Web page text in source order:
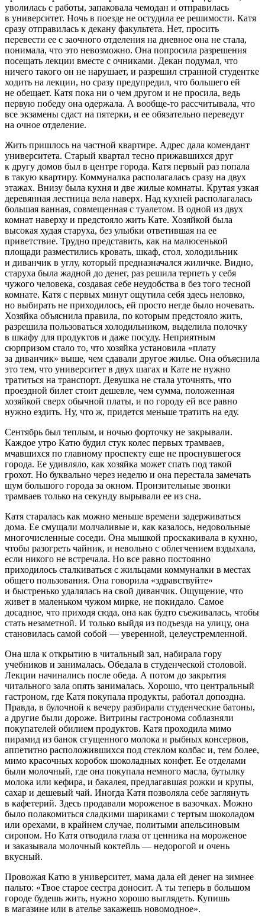
уволилась с работы, запаковала чемодан и отправилась
в университет. Ночь в поезде не остудила ее решимости. Катя
сразу отправилась к декану факультета. Нет, просить
перевести ее с заочного отделения на дневное она не стала,
понимала, что это невозможно. Она попросила разрешения
посещать лекции вместе с очниками. Декан подумал, что
ничего такого он не нарушает, и разрешил странной студентке
ходить на лекции, но сразу предупредил, что большего ей
не обещает. Катя пока ни о чем другом и не просила, ведь
первую победу она одержала. А вообще-то рассчитывала, что
все экзамены сдаст на пятерки, и ее обязательно переведут
на очное отделение.
Жить пришлось на частной квартире. Адрес дала комендант
университета. Старый квартал тесно прижавшихся друг
к другу домов был в центре города. Катя первый раз попала
в такую квартиру. Коммуналка располагалась сразу на двух
этажах. Внизу была кухня и две жилые комнаты. Крутая узкая
деревянная лестница вела наверх. Над кухней располагалась
большая ванная, совмещенная с туалетом. В одной из двух
комнат наверху и предстояло жить Кате. Хозяйкой была
высокая худая старуха, без улыбки ответившая на ее
приветствие. Трудно представить, как на малюсенькой
площади разместились кровать, шкаф, стол, холодильник
и диванчик в углу, который предназначался жиличке. Видно,
старуха была жадной до денег, раз решила терпеть у себя
чужого человека, создавая себе неудобства в без того тесной
комнате. Катя с первых минут ощутила себя здесь неловко,
но выбирать не приходилось, ей просто негде было ночевать.
Хозяйка объяснила правила, по которым предстояло жить,
разрешила пользоваться холодильником, выделила полочку
в шкафу для продуктов и даже посуду. Неприятным
сюрпризом стало то, что хозяйка установила «плату
за диванчик» выше, чем сдавали другое жилье. Она объяснила
это тем, что университет в двух шагах и Кате не нужно
тратиться на транспорт. Девушка не стала уточнять, что
проездной билет стоит дешевле, чем сумма, положенная
хозяйкой сверх обычной платы, и по городу ей все равно
нужно ездить. Ну, что ж, придется меньше тратить на еду.
Сентябрь был теплым, и ночью форточку не закрывали.
Каждое утро Катю будил стук колес первых трамваев,
мчавшихся по главному проспекту еще не проснувшегося
города. Ее удивляло, как хозяйка может спать под такой
грохот. Но буквально через неделю и она перестала замечать
шум большого города за окном. Пронзительные звонки
трамваев только на секунду вырывали ее из сна.
Катя старалась как можно меньше времени задерживаться
дома. Ее смущали молчаливые и, как казалось, недовольные
многочисленные соседи. Она мышкой проскакивала в кухню,
чтобы разогреть чайник, и невольно с облегчением вздыхала,
если никого не встречала. Но все равно постоянно
приходилось сталкиваться с жильцами коммуналки в местах
общего пользования. Она говорила «здравствуйте»
и быстренько удалялась на свой диванчик. Ощущение, что
живет в маленьком чужом мирке, не покидало. Самое
досадное, что приходя сюда, она как будто съеживалась, чтобы
стать незаметной. И только выйдя из подъезда на улицу, она
становилась самой собой — уверенной, целеустремленной.
Она шла к открытию в читальный зал, набирала гору
учебников и занималась. Обедала в студенческой столовой.
Лекции начинались после обеда. А потом до закрытия
читального зала опять занималась. Хорошо, что центральный
гастроном, где Катя покупала продукты, работал допоздна.
Правда, в булочной к вечеру разбирали студенческие батоны,
а другие были дороже. Витрины гастронома соблазняли
покупателей обилием продуктов. Катя проходила мимо
пирамид из банок сгущенного молока и рыбных консервов,
аппетитно расположившихся под стеклом колбас и, тем более,
мимо красочных коробок шоколадных конфет. Ее отделами
были молочный, где она покупала немного масла, бутылку
молока или кефира, и бакалея, предлагавшая рожки и крупы,
сахар и дешевый чай. Иногда Катя позволяла себе заглянуть
в кафетерий. Здесь продавали мороженое в вазочках. Можно
было полакомиться сладкими шариками с тертым шоколадом
или орехами, в крайнем случае, политыми апельсиновым
сиропом. Но Катя отводила глаза от ценника на мороженое
и заказывала молочный коктейль — недорогой и очень
вкусный.
Провожая Катю в университет, мама дала ей денег на зимнее
пальто: «Твое старое сестра доносит. А ты теперь в большом
городе будешь жить, нужно хорошо выглядеть. Купишь
в магазине или в ателье закажешь новомодное».